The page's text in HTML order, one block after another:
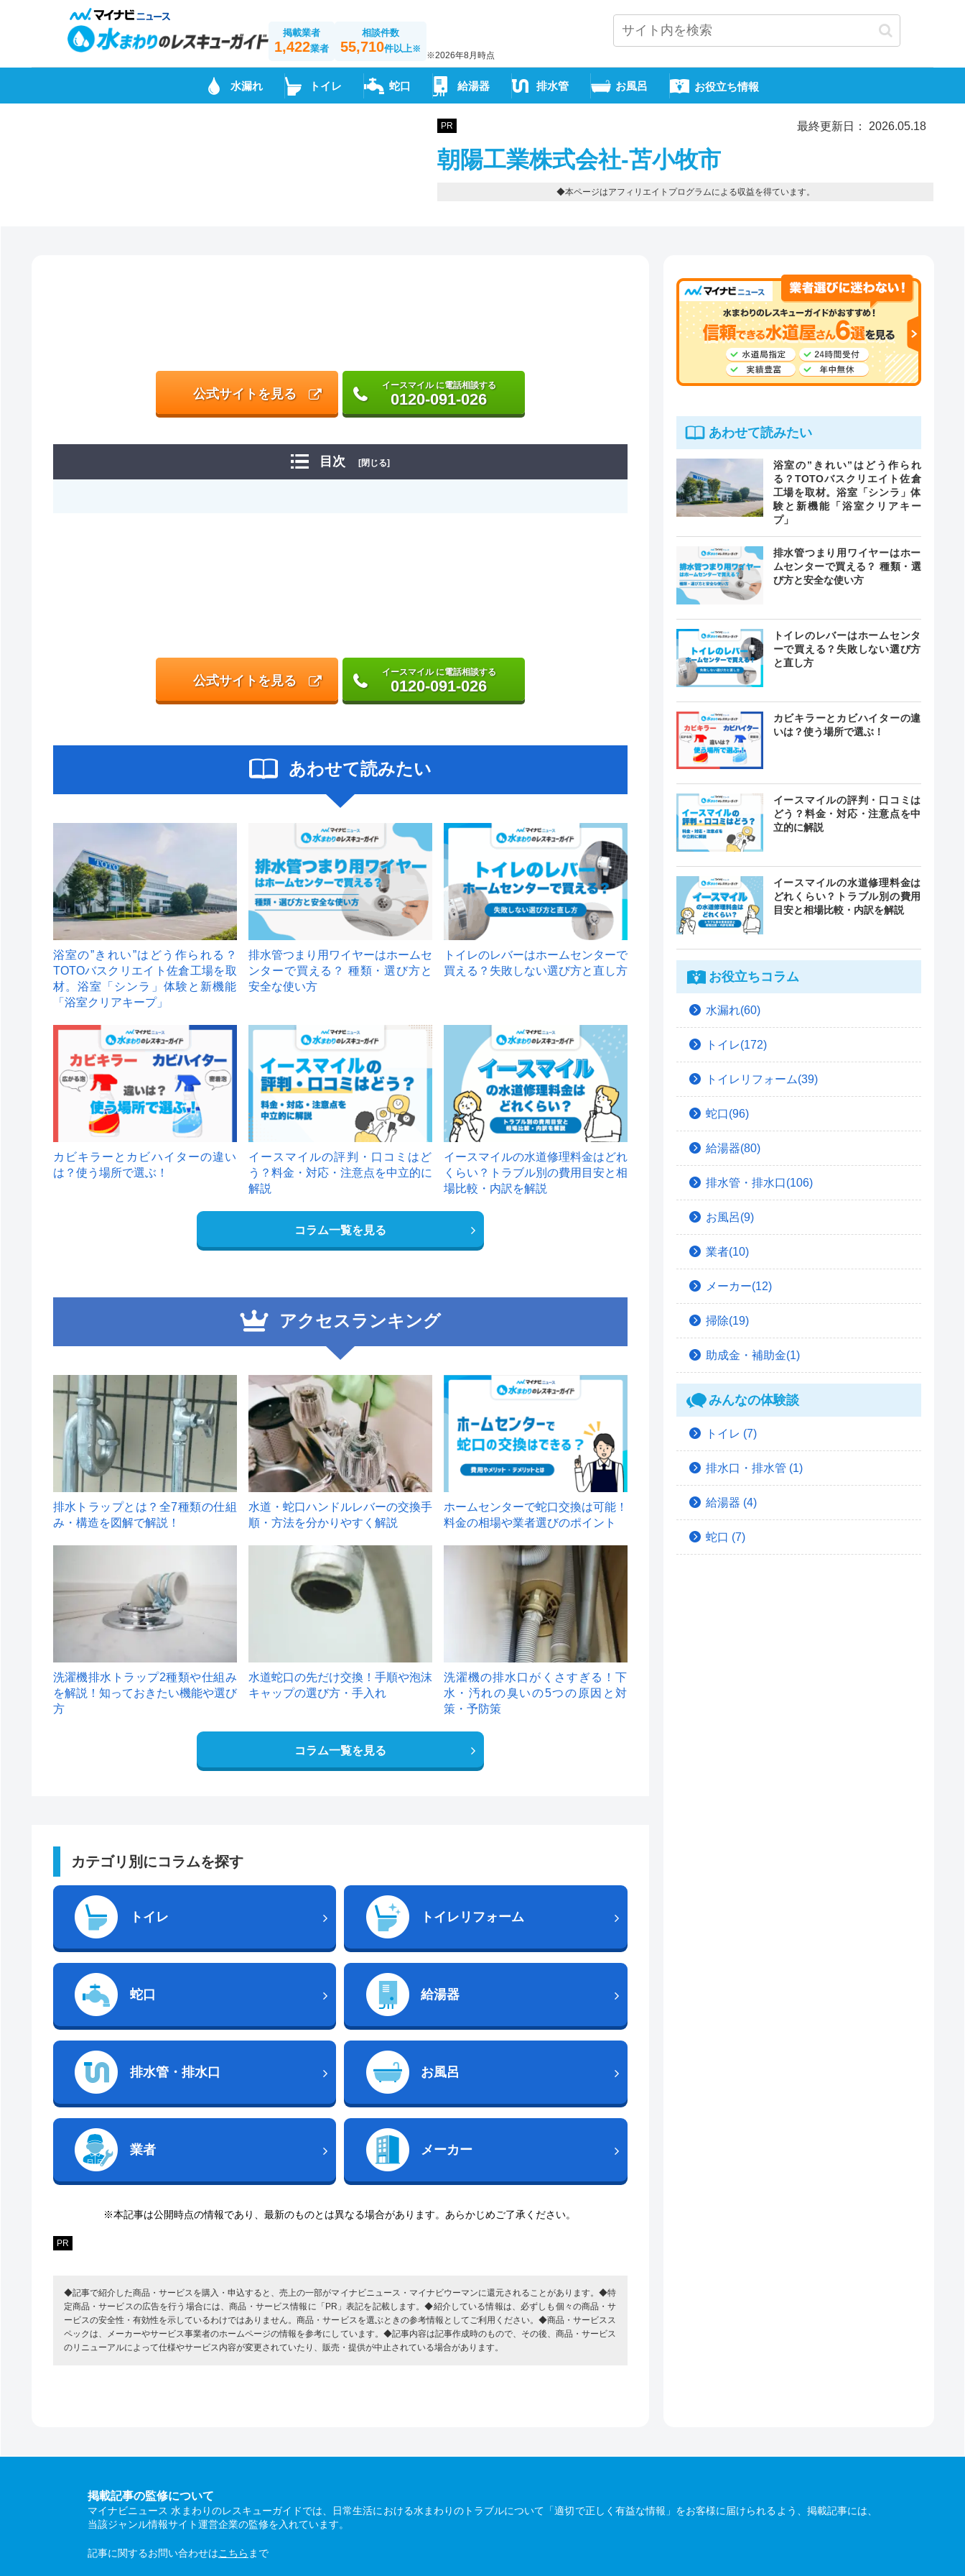
掲載業者
1,422業者
相談件数
55,710件以上※
※2026年8月時点
水漏れ トイレ 蛇口 給湯器 排水管 お風呂 お役立ち情報
PR 最終更新日： 2026.05.18
朝陽工業株式会社-苫小牧市
◆本ページはアフィリエイトプログラムによる収益を得ています。
公式サイトを見る
イースマイル に電話相談する
0120-091-026
目次 [閉じる]
公式サイトを見る
イースマイル に電話相談する
0120-091-026
あわせて読みたい
浴室の”きれい”はどう作られる？
TOTOバスクリエイト佐倉工場を取
材。浴室「シンラ」体験と新機能
「浴室クリアキープ」
排水管つまり用ワイヤーはホームセ
ンターで買える？ 種類・選び方と
安全な使い方
トイレのレバーはホームセンターで
買える？失敗しない選び方と直し方
カビキラーとカビハイターの違い
は？使う場所で選ぶ！
イースマイルの評判・口コミはど
う？料金・対応・注意点を中立的に
解説
イースマイルの水道修理料金はどれ
くらい？トラブル別の費用目安と相
場比較・内訳を解説
コラム一覧を見る
アクセスランキング
1
排水トラップとは？全7種類の仕組
み・構造を図解で解説！
2
水道・蛇口ハンドルレバーの交換手
順・方法を分かりやすく解説
ホームセンターで蛇口交換は可能！
料金の相場や業者選びのポイント
洗濯機排水トラップ2種類や仕組み
を解説！知っておきたい機能や選び
方
水道蛇口の先だけ交換！手順や泡沫
キャップの選び方・手入れ
洗濯機の排水口がくさすぎる！下
水・汚れの臭いの5つの原因と対
策・予防策
コラム一覧を見る
カテゴリ別にコラムを探す
トイレ トイレリフォーム
蛇口 給湯器
排水管・排水口 お風呂
業者 メーカー
※本記事は公開時点の情報であり、最新のものとは異なる場合があります。あらかじめご了承ください。
PR
◆記事で紹介した商品・サービスを購入・申込すると、売上の一部がマイナビニュース・マイナビウーマンに還元されることがあります。◆特
定商品・サービスの広告を行う場合には、商品・サービス情報に「PR」表記を記載します。◆紹介している情報は、必ずしも個々の商品・サ
ービスの安全性・有効性を示しているわけではありません。商品・サービスを選ぶときの参考情報としてご利用ください。◆商品・サービスス
ペックは、メーカーやサービス事業者のホームページの情報を参考にしています。◆記事内容は記事作成時のもので、その後、商品・サービス
のリニューアルによって仕様やサービス内容が変更されていたり、販売・提供が中止されている場合があります。
あわせて読みたい
浴室の”きれい”はどう作られ
る？TOTOバスクリエイト佐倉
工場を取材。浴室「シンラ」体
験と新機能「浴室クリアキー
プ」
排水管つまり用ワイヤーはホー
ムセンターで買える？ 種類・選
び方と安全な使い方
トイレのレバーはホームセンタ
ーで買える？失敗しない選び方
と直し方
カビキラーとカビハイターの違
いは？使う場所で選ぶ！
イースマイルの評判・口コミは
どう？料金・対応・注意点を中
立的に解説
イースマイルの水道修理料金は
どれくらい？トラブル別の費用
目安と相場比較・内訳を解説
お役立ちコラム
水漏れ(60)
トイレ(172)
トイレリフォーム(39)
蛇口(96)
給湯器(80)
排水管・排水口(106)
お風呂(9)
業者(10)
メーカー(12)
掃除(19)
助成金・補助金(1)
みんなの体験談
トイレ (7)
排水口・排水管 (1)
給湯器 (4)
蛇口 (7)
掲載記事の監修について
マイナビニュース 水まわりのレスキューガイドでは、日常生活における水まわりのトラブルについて「適切で正しく有益な情報」をお客様に届けられるよう、掲載記事には、
当該ジャンル情報サイト運営企業の監修を入れています。
記事に関するお問い合わせはこちら まで